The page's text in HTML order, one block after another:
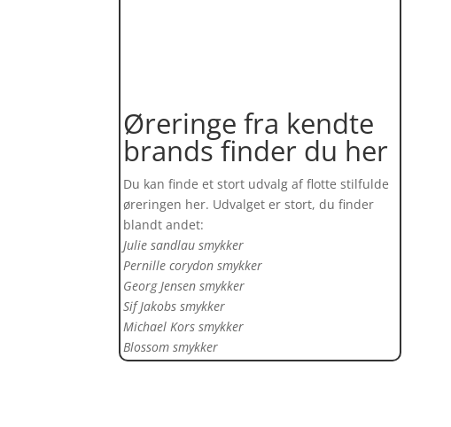
Øreringe fra kendte
brands finder du her
Du kan finde et stort udvalg af flotte stilfulde
øreringen her. Udvalget er stort, du finder
blandt andet:
Julie sandlau smykker
Pernille corydon smykker
Georg Jensen smykker
Sif Jakobs smykker
Michael Kors smykker
Blossom smykker